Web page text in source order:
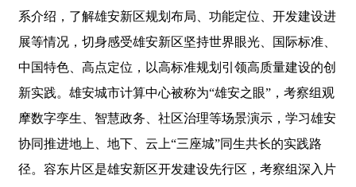
系介绍，了解雄安新区规划布局、功能定位、开发建设进
展等情况，切身感受雄安新区坚持世界眼光、国际标准、
中国特色、高点定位，以高标准规划引领高质量建设的创
新实践。雄安城市计算中心被称为“雄安之眼”，考察组观
摩数字孪生、智慧政务、社区治理等场景演示，学习雄安
协同推进地上、地下、云上“三座城”同生共长的实践路
径。容东片区是雄安新区开发建设先行区，考察组深入片